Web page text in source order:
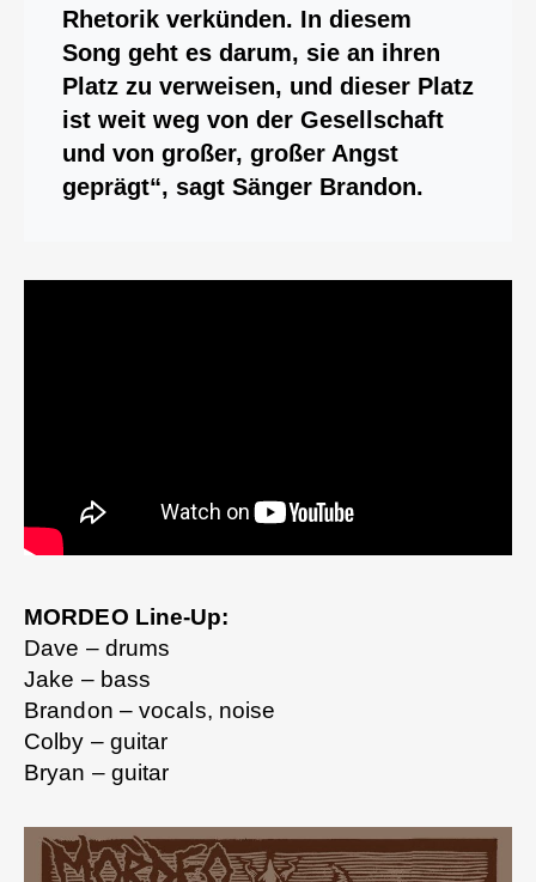
Rhetorik verkünden. In diesem
Song geht es darum, sie an ihren
Platz zu verweisen, und dieser Platz
ist weit weg von der Gesellschaft
und von großer, großer Angst
geprägt“, sagt Sänger Brandon.
MORDEO Line-Up:
Dave – drums
Jake – bass
Brandon – vocals, noise
Colby – guitar
Bryan – guitar